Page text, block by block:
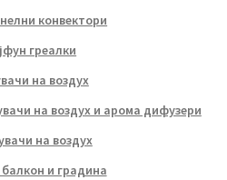
конвектори
греалки
на воздух
на воздух и арома дифузери
на воздух
и градина